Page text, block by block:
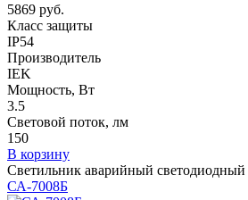
5869 руб.
Класс защиты
IP54
Производитель
IEK
Мощность, Вт
3.5
Световой поток, лм
150
В корзину
Светильник аварийный
СА-7008Б